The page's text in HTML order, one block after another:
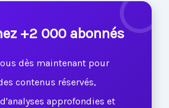
+2 000 abonnés
dès maintenant pour
contenus réservés,
approfondies et